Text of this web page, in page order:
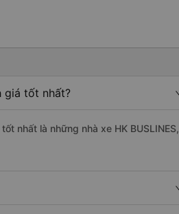
giá tốt nhất?
nhất là những nhà xe HK BUSLINES,